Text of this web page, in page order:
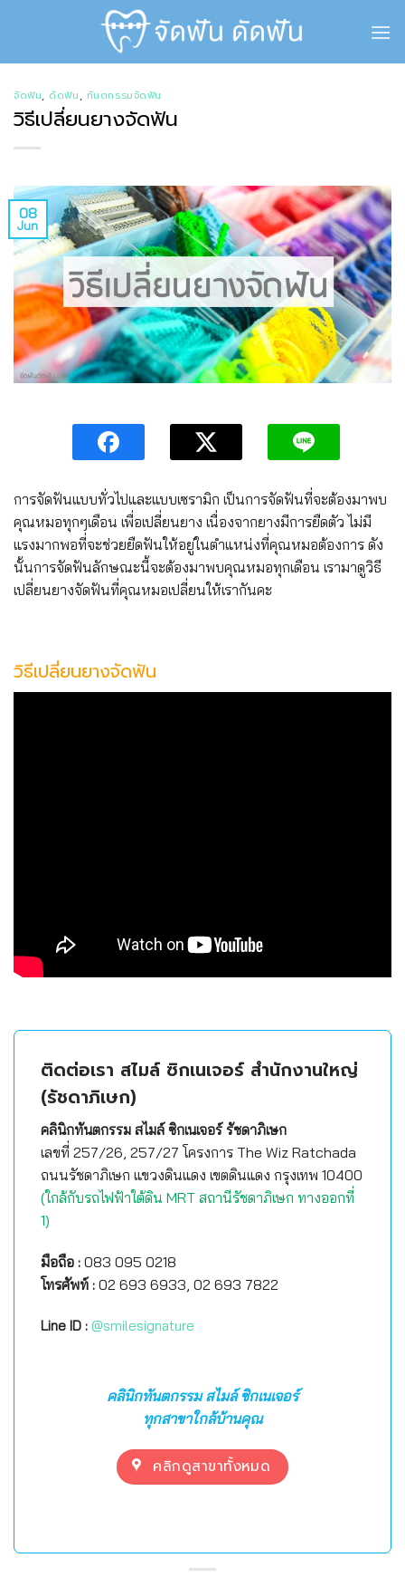
จัดฟัน, ดัดฟัน, ทันตกรรมจัดฟัน
วิธีเปลี่ยนยางจัดฟัน
08
Jun
การจัดฟันแบบทั่วไปและแบบเซรามิก เป็นการจัดฟันที่จะต้องมาพบ
คุณหมอทุกๆเดือ­น เพื่อเปลี่ยนยาง เนื่องจากยางมีการยืดตัว ไม่มี
แรงมากพอที่จะช่วยยืดฟันให้อยู่ในตำแ­หน่งที่คุณหมอต้องการ ดัง
นั้นการจัดฟันลักษณะนี้จะต้องมาพบคุณหม­อทุกเดือน เรามาดูวิธี
เปลี่ยนยางจัดฟันที่คุณหมอเปลี่ยนให้เรากันคะ
วิธีเปลี่ยนยางจัดฟัน
ติดต่อเรา สไมล์ ซิกเนเจอร์ สำนักงานใหญ่
(รัชดาภิเษก)
คลินิกทันตกรรม สไมล์ ซิกเนเจอร์ รัชดาภิเษก
เลขที่ 257/26, 257/27 โครงการ The Wiz Ratchada
ถนนรัชดาภิเษก แขวงดินแดง เขตดินแดง กรุงเทพ 10400
(ใกล้กับรถไฟฟ้าใต้ดิน MRT สถานีรัชดาภิเษก ทางออกที่
1)
มือถือ : 083 095 0218
โทรศัพท์ : 02 693 6933, 02 693 7822
Line ID : @smilesignature
คลินิกทันตกรรม สไมล์ ซิกเนเจอร์
ทุกสาขาใกล้บ้านคุณ
คลิกดูสาขาทั้งหมด